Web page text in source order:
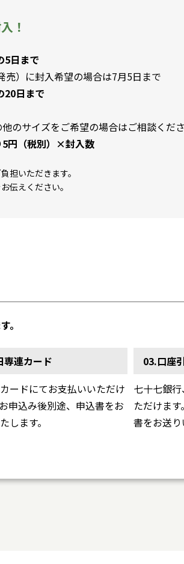
！
5日まで
売）に封入希望の場合は7月5日まで
20日まで
他のサイズをご希望の場合はご相談くだ
5円（税別）×封入数
担いただきます。
伝えください。
。
専連カード
ードにてお支払いいただけ
申込み後別途、申込書をお
します。
03.口座
七十七銀
ただけま
書をお送